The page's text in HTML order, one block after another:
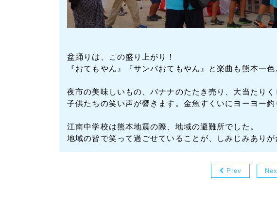
盆踊りは、この盛り上がり！
『おてもやん』『サンバおてもやん』と楽曲も熊本一
夜市の美味しいもの、バナナのたたき売り、大当たりく
子供たちの笑い声が響きます。金魚すくいにヨーヨー釣
江南中学校は熊本地震の際、地域の避難所でした。
地域の皆で笑って過ごせていることが、しみじみありが
Prev